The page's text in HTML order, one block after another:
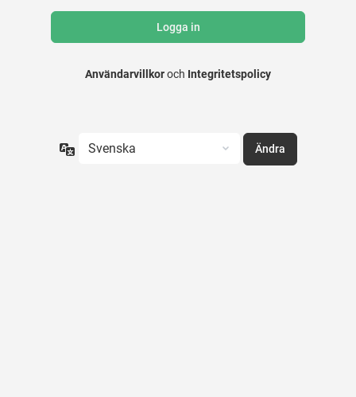
Användarvillkoroch Integritetspolicy
Språk